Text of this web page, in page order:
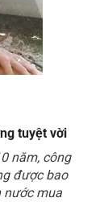
tuyệt vời
năm, công
được bao
nước mua